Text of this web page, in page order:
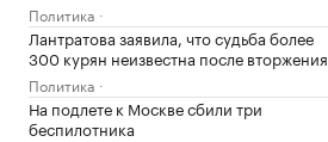
Политика
Лантратова заявила, что судьба более
300 курян неизвестна после вторжения
Политика
На подлете к Москве сбили три
беспилотника